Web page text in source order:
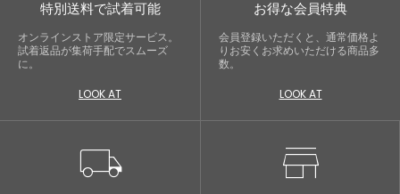
特別送料で試着可能
オンラインストア限定サービス。
試着返品が集荷手配でスムーズ
に。
LOOK AT
お得な会員特典
会員登録いただくと、通常価格よ
りお安くお求めいただける商品多
数。
LOOK AT
local_shipping store